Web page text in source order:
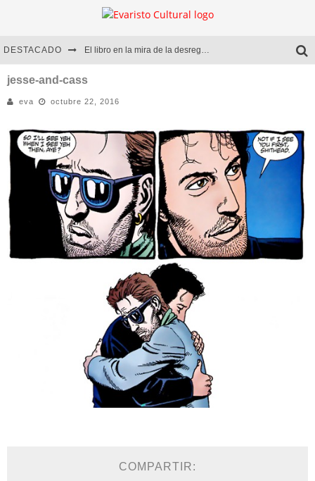
DESTACADO El libro en la mira de la desregulación
Marcelo Rubio | El llovedor
Diego Meret | Hotel Acapulco
Alejandra Correa | La nieve
jesse-and-cass
eva octubre 22, 2016
COMPARTIR: